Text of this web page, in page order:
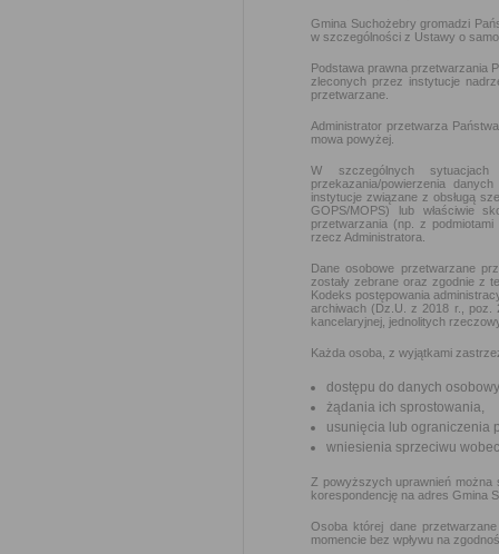
Gmina Suchożebry gromadzi
w szczególności z Ustawy o
Podstawa prawna przetwarzania
zleconych przez instytucje
przetwarzane.
Administrator przetwarza
mowa powyżej.
W szczególnych sytuacjach
przekazania/powierzenia
instytucje związane z obsługą
GOPS/MOPS) lub właściwie
przetwarzania (np. z
rzecz Administratora.
Dane osobowe przetwarzane
zostały zebrane oraz zgodnie z
Kodeks postępowania
archiwach (Dz.U. z 2018 r., poz.
kancelaryjnej, jednolitych
Każda osoba, z wyjątkami
dostępu do danych
żądania ich sprostowania,
usunięcia lub ograniczenia
wniesienia sprzeciwu
Z powyższych uprawnień można
korespondencję na adres Gmina
Osoba której dane
momencie bez wpływu na